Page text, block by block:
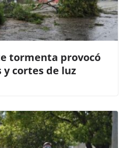
tormenta provocó
y cortes de luz